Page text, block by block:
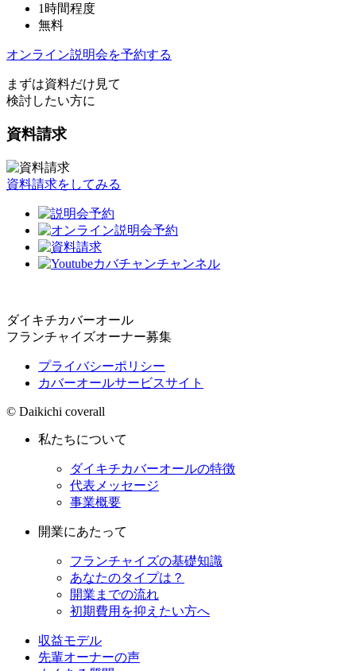
1時間程度
無料
オンライン説明会を予約する
まずは資料だけ見て
検討したい方に
資料請求
資料請求をしてみる
ダイキチカバーオール
フランチャイズオーナー募集
プライバシーポリシー
カバーオールサービスサイト
© Daikichi coverall
私たちについて
ダイキチカバーオールの特徴
代表メッセージ
事業概要
開業にあたって
フランチャイズの基礎知識
あなたのタイプは？
開業までの流れ
初期費用を抑えたい方へ
収益モデル
先輩オーナーの声